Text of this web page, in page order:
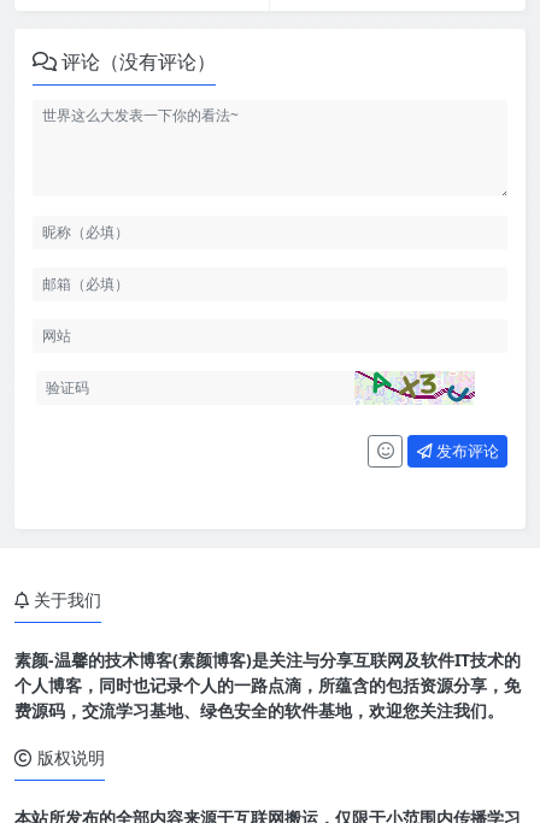
评论（没有评论）
发布评论
关于我们
素颜-温馨的技术博客(素颜博客)是关注与分享互联网及软件IT技术的
个人博客，同时也记录个人的一路点滴，所蕴含的包括资源分享，免
费源码，交流学习基地、绿色安全的软件基地，欢迎您关注我们。
版权说明
本站所发布的全部内容来源于互联网搬运，仅限于小范围内传播学习